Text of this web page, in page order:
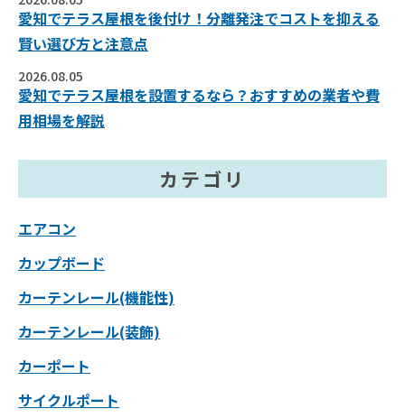
愛知でテラス屋根を後付け！分離発注でコストを抑える
賢い選び方と注意点
2026.08.05
愛知でテラス屋根を設置するなら？おすすめの業者や費
用相場を解説
カテゴリ
エアコン
カップボード
カーテンレール(機能性)
カーテンレール(装飾)
カーポート
サイクルポート